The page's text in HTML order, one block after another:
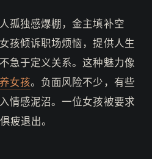
孤独感爆棚，金主填补空
孩倾诉职场烦恼，提供人生
急于定义关系。这种魅力像
女孩。负面风险不少，有些
情感泥沼。一位女孩被要求
疲退出。